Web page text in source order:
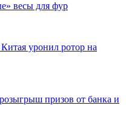
весы для фур
уронил ротор на
призов от банка и